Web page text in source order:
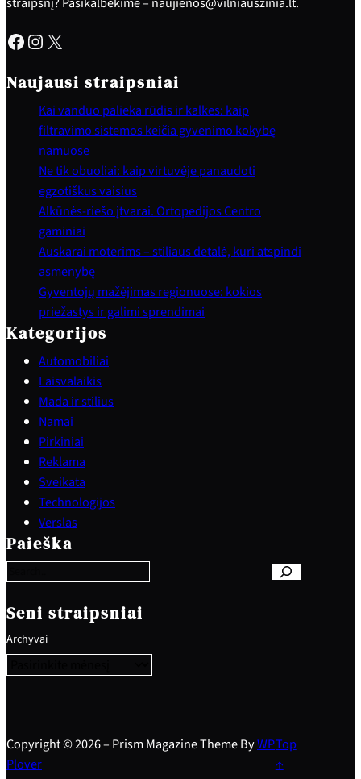
Facebook Instagram X
Naujausi straipsniai
Kai vanduo palieka rūdis ir kalkes: kaip
filtravimo sistemos keičia gyvenimo kokybę
namuose
Ne tik obuoliai: kaip virtuvėje panaudoti
egzotiškus vaisius
Alkūnės-riešo įtvarai. Ortopedijos Centro
gaminiai
Auskarai moterims – stiliaus detalė, kuri atspindi
asmenybę
Gyventojų mažėjimas regionuose: kokios
priežastys ir galimi sprendimai
Kategorijos
Automobiliai
Laisvalaikis
Mada ir stilius
Namai
Pirkiniai
Reklama
Sveikata
Technologijos
Verslas
Paieška
e
a
c
h
Seni straipsniai
Archyvai
Copyright © 2026 – Prism Magazine Theme ByWP
Plover
Top
↑